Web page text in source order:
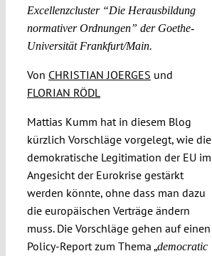
Excellenzcluster “Die Herausbildung
normativer Ordnungen” der Goethe-
Universität Frankfurt/Main.
Von CHRISTIAN JOERGES und
FLORIAN RÖDL
Mattias Kumm hat in diesem Blog
kürzlich Vorschläge vorgelegt, wie die
demokratische Legitimation der EU im
Angesicht der Eurokrise gestärkt
werden könnte, ohne dass man dazu
die europäischen Verträge ändern
muss. Die Vorschläge gehen auf einen
Policy-Report zum Thema „democratic